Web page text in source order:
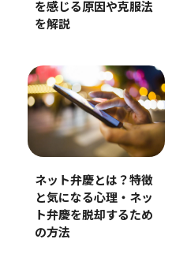
を感じる原因や克服法
を解説
ネット弁慶とは？特徴
と気になる心理・ネッ
ト弁慶を脱却するため
の方法